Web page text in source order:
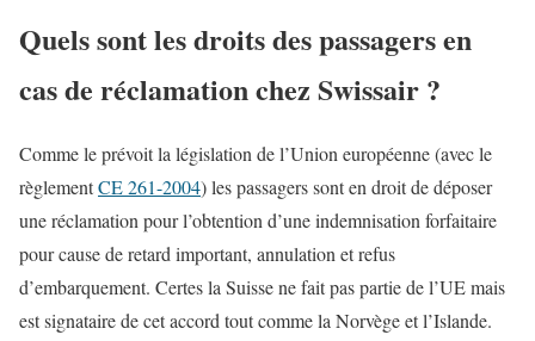
Quels sont les droits des passagers en
cas de réclamation chez Swissair ?
Comme le prévoit la législation de l’Union européenne (avec le
règlementCE 261-2004) les passagers sont en droit de déposer
une réclamation pour l’obtention d’une indemnisation forfaitaire
pour cause de retard important, annulation et refus
d’embarquement. Certes la Suisse ne fait pas partie de l’UE mais
est signataire de cet accord tout comme la Norvège et l’Islande.